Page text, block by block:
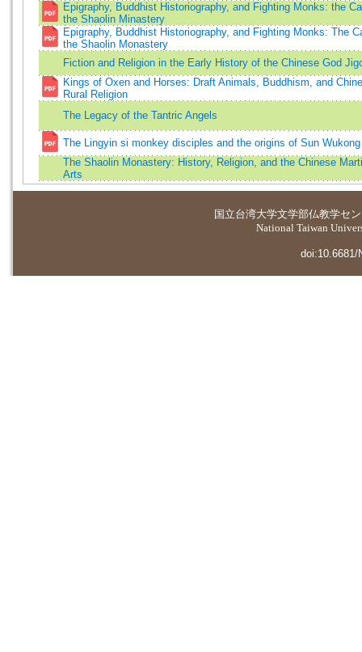
Epigraphy, Buddhist Historiography, and Fighting Monks: the
the Shaolin Minastery
Epigraphy, Buddhist Historiography, and Fighting Monks: The
the Shaolin Monastery
Fiction and Religion in the Early History of the Chinese God
Kings of Oxen and Horses: Draft Animals, Buddhism, and
Rural Religion
The Legacy of the Tantric Angels
The Lingyin si monkey disciples and the origins of Sun Wukong
The Shaolin Monastery: History, Religion, and the Chinese
Arts
国立台湾大学文学部仏教学セ
National Taiwan
doi:10.6681/